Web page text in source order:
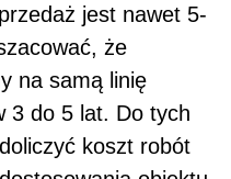
się o połowę.
chcemy brać tak
– czy możemy